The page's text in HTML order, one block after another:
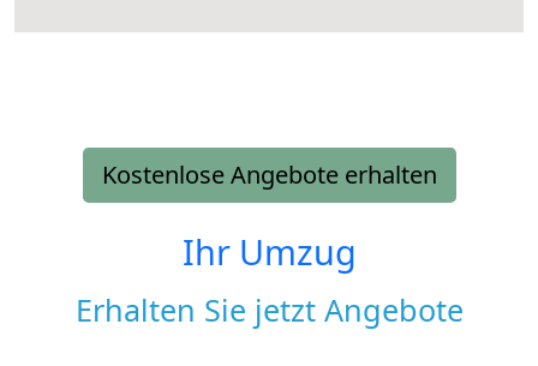
Kostenlose Angebote erhalten
Ihr Umzug
Erhalten Sie jetzt Angebote